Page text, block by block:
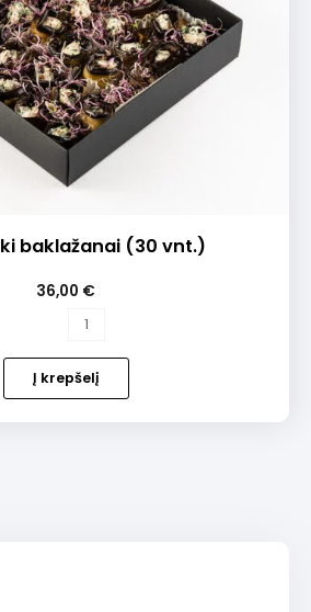
baklažanai (30 vnt.)
36,00 €
produkto
Gruziniški
baklažanai
(30
vnt.)
Į krepšelį